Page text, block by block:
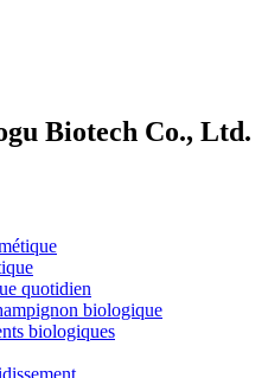
Biotech Co., Ltd.
quotidien
biologique
biologiques